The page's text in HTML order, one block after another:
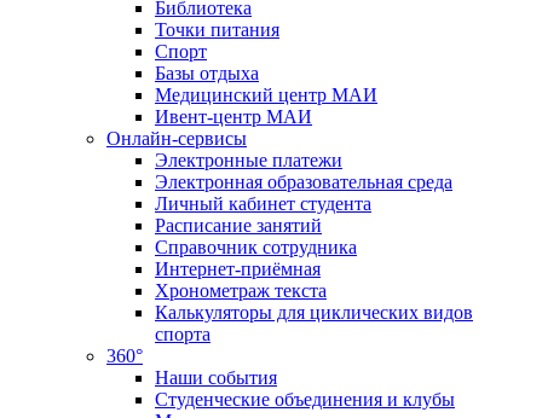
Библиотека
Точки питания
Спорт
Базы отдыха
Медицинский центр МАИ
Ивент-центр МАИ
Онлайн-сервисы
Электронные платежи
Электронная образовательная среда
Личный кабинет студента
Расписание занятий
Справочник сотрудника
Интернет-приёмная
Хронометраж текста
Калькуляторы для циклических видов
спорта
360°
Наши события
Студенческие объединения и клубы